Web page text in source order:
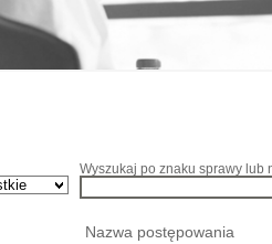
Wyszukaj po znaku sprawy lub
Nazwa postępowania